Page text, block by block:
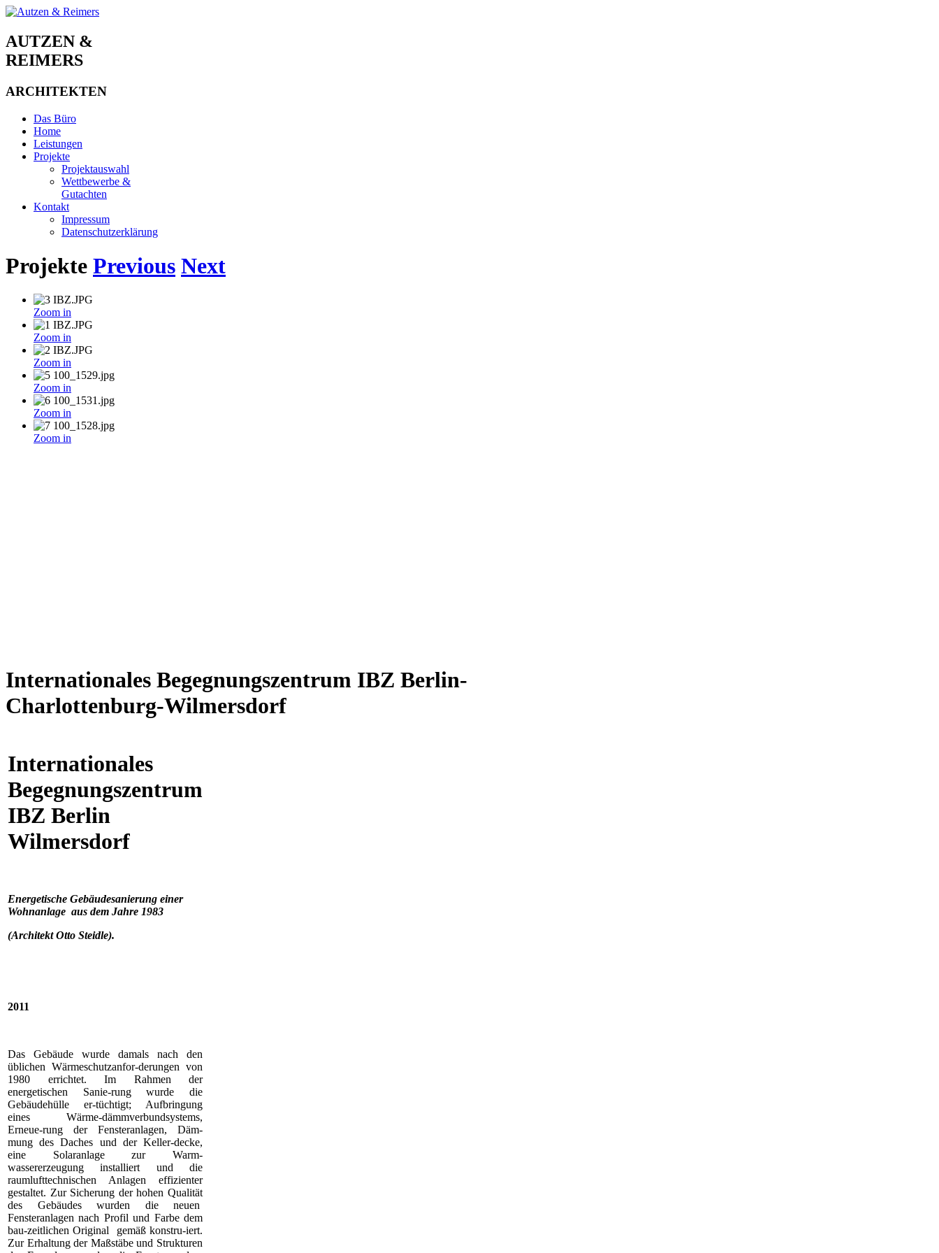
AUTZEN &
REIMERS
ARCHITEKTEN
Das Büro
Home
Leistungen
Projekte
Projektauswahl
Wettbewerbe &
Gutachten
Kontakt
Impressum
Datenschutzerklärung
Projekte Previous Next
Zoom in
Zoom in
Zoom in
Zoom in
Zoom in
Zoom in
Internationales Begegnungszentrum IBZ Berlin-
Charlottenburg-Wilmersdorf
Internationales
Begegnungszentrum
IBZ Berlin
Wilmersdorf
Energetische Gebäudesanierung einer
Wohnanlage aus dem Jahre 1983
(Architekt Otto Steidle).
2011
Das Gebäude wurde damals nach den
üblichen Wärmeschutzanfor-derungen von
1980 errichtet. Im Rahmen der
energetischen Sanie-rung wurde die
Gebäudehülle er-tüchtigt; Aufbringung
eines Wärme-dämmverbundsystems,
Erneue-rung der Fensteranlagen, Däm-
mung des Daches und der Keller-decke,
eine Solaranlage zur Warm-
wassererzeugung installiert und die
raumlufttechnischen Anlagen effizienter
gestaltet. Zur Sicherung der hohen Qualität
des Gebäudes wurden die neuen
Fensteranlagen nach Profil und Farbe dem
bau-zeitlichen Original gemäß konstru-iert.
Zur Erhaltung der Maßstäbe und Strukturen